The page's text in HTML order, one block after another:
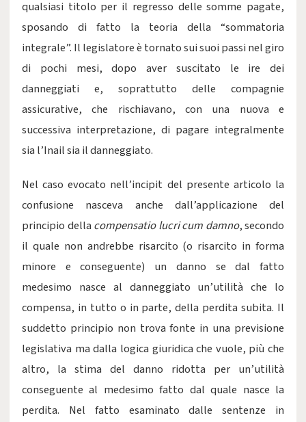
qualsiasi titolo per il regresso delle somme pagate,
sposando di fatto la teoria della “sommatoria
integrale”. Il legislatore è tornato sui suoi passi nel giro
di pochi mesi, dopo aver suscitato le ire dei
danneggiati e, soprattutto delle compagnie
assicurative, che rischiavano, con una nuova e
successiva interpretazione, di pagare integralmente
sia l’Inail sia il danneggiato.
Nel caso evocato nell’incipit del presente articolo la
confusione nasceva anche dall’applicazione del
principio della compensatio lucri cum damno, secondo
il quale non andrebbe risarcito (o risarcito in forma
minore e conseguente) un danno se dal fatto
medesimo nasce al danneggiato un’utilità che lo
compensa, in tutto o in parte, della perdita subita. Il
suddetto principio non trova fonte in una previsione
legislativa ma dalla logica giuridica che vuole, più che
altro, la stima del danno ridotta per un’utilità
conseguente al medesimo fatto dal quale nasce la
perdita. Nel fatto esaminato dalle sentenze in